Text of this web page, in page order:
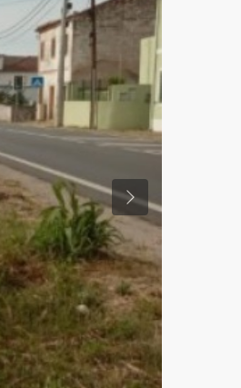
Previous